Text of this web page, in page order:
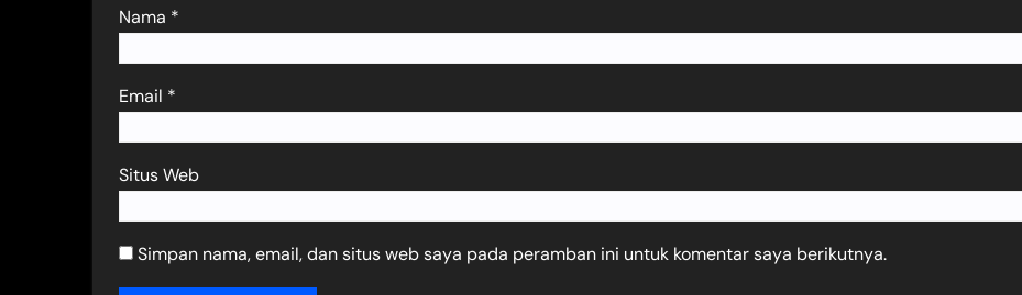
Nama *
Email *
Situs Web
Simpan nama, email, dan situs web saya pada peramban ini untuk komentar saya berikutnya.